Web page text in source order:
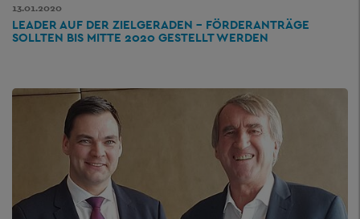
13.01.2020
LEADER AUF DER ZIELGERADEN – FÖRDERANTRÄGE
SOLLTEN BIS MITTE 2020 GESTELLT WERDEN